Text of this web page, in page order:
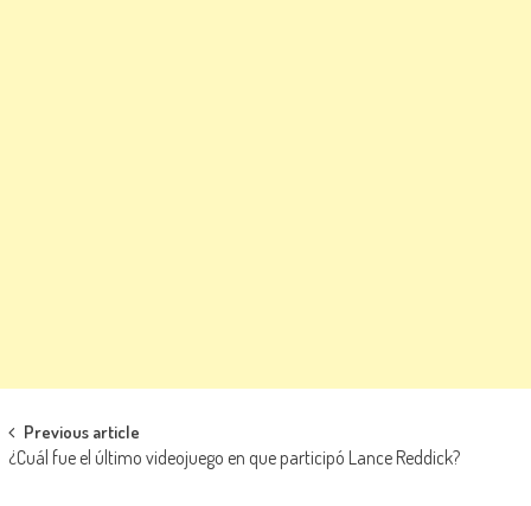
Navegación de entradas
Previous article
¿Cuál fue el último videojuego en que participó Lance Reddick?